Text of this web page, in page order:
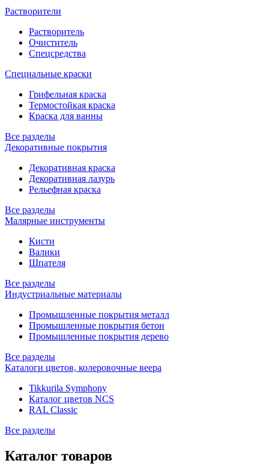
Растворители
Растворитель
Очиститель
Спецсредства
Специальные краски
Грифельная краска
Термостойкая краска
Краска для ванны
Все разделы
Декоративные покрытия
Декоративная краска
Декоративная лазурь
Рельефная краска
Все разделы
Малярные инструменты
Кисти
Валики
Шпателя
Все разделы
Индустриальные материалы
Промышленные покрытия металл
Промышленные покрытия бетон
Промышленные покрытия дерево
Все разделы
Каталоги цветов, колеровочные веера
Tikkurila Symphony
Каталог цветов NCS
RAL Classic
Все разделы
Каталог товаров